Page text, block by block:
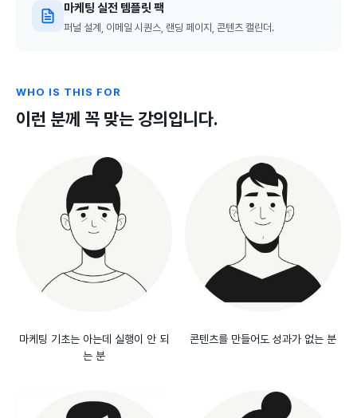
마케팅 실전 템플릿 팩
퍼널 설계, 이메일 시퀀스, 랜딩 페이지, 콘텐츠 캘린더.
WHO IS THIS FOR
이런 분께 꼭 맞는 강의입니다.
마케팅 기초는 아는데 실행이 안 되
는 분
콘텐츠를 만들어도 성과가 없는 분